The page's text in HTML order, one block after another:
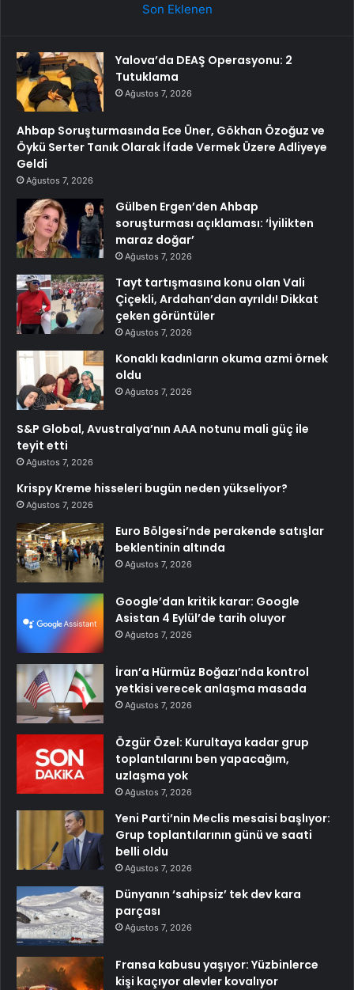
Son Eklenen
Yalova’da DEAŞ Operasyonu: 2
Tutuklama
Ağustos 7, 2026
Ahbap Soruşturmasında Ece Üner, Gökhan Özoğuz ve
Öykü Serter Tanık Olarak İfade Vermek Üzere Adliyeye
Geldi
Ağustos 7, 2026
Gülben Ergen’den Ahbap
soruşturması açıklaması: ‘İyilikten
maraz doğar’
Ağustos 7, 2026
Tayt tartışmasına konu olan Vali
Çiçekli, Ardahan’dan ayrıldı! Dikkat
çeken görüntüler
Ağustos 7, 2026
Konaklı kadınların okuma azmi örnek
oldu
Ağustos 7, 2026
S&P Global, Avustralya’nın AAA notunu mali güç ile
teyit etti
Ağustos 7, 2026
Krispy Kreme hisseleri bugün neden yükseliyor?
Ağustos 7, 2026
Euro Bölgesi’nde perakende satışlar
beklentinin altında
Ağustos 7, 2026
Google’dan kritik karar: Google
Asistan 4 Eylül’de tarih oluyor
Ağustos 7, 2026
İran’a Hürmüz Boğazı’nda kontrol
yetkisi verecek anlaşma masada
Ağustos 7, 2026
Özgür Özel: Kurultaya kadar grup
toplantılarını ben yapacağım,
uzlaşma yok
Ağustos 7, 2026
Yeni Parti’nin Meclis mesaisi başlıyor:
Grup toplantılarının günü ve saati
belli oldu
Ağustos 7, 2026
Dünyanın ‘sahipsiz’ tek dev kara
parçası
Ağustos 7, 2026
Fransa kabusu yaşıyor: Yüzbinlerce
kişi kaçıyor alevler kovalıyor